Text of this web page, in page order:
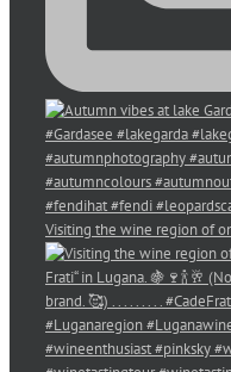
Visiting the wine region of